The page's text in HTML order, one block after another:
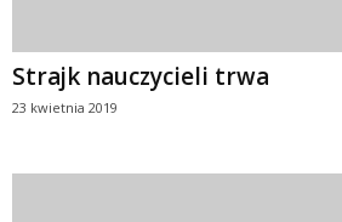
Strajk nauczycieli trwa
23 kwietnia 2019